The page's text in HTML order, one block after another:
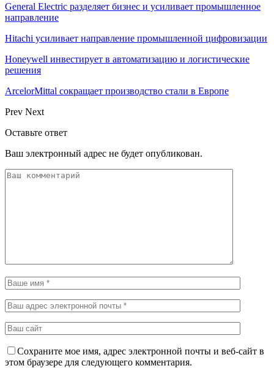
General Electric разделяет бизнес и усиливает промышленное
направление
Hitachi усиливает направление промышленной цифровизации
Honeywell инвестирует в автоматизацию и логистические
решения
ArcelorMittal сокращает производство стали в Европе
Prev Next
Оставьте ответ
Ваш электронный адрес не будет опубликован.
Сохраните мое имя, адрес электронной почты и веб-сайт в
этом браузере для следующего комментария.